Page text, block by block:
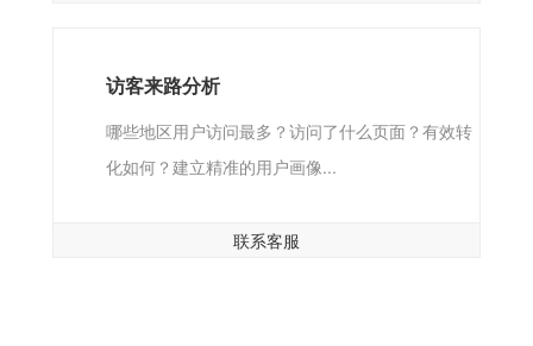
访客来路分析
哪些地区用户访问最多？访问了什么页面？有效转
化如何？建立精准的用户画像...
联系客服